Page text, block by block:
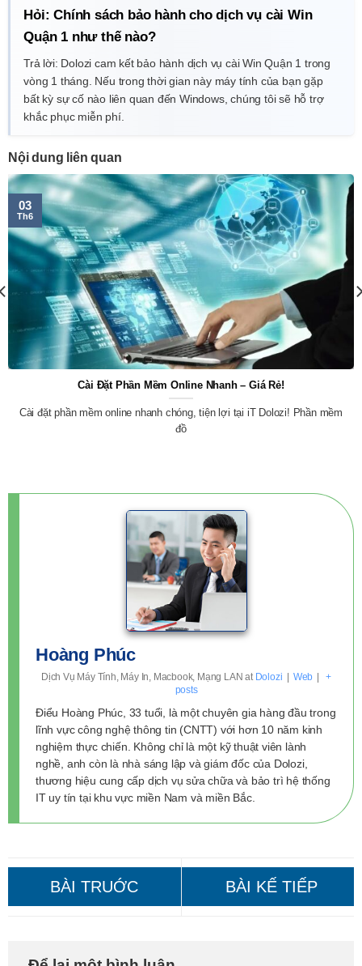
Hỏi: Chính sách bảo hành cho dịch vụ cài Win
Quận 1 như thế nào?
Trả lời: Dolozi cam kết bảo hành dịch vụ cài Win Quận 1 trong
vòng 1 tháng. Nếu trong thời gian này máy tính của bạn gặp
bất kỳ sự cố nào liên quan đến Windows, chúng tôi sẽ hỗ trợ
khắc phục miễn phí.
Nội dung liên quan
Cài Đặt Phần Mềm Online Nhanh – Giá Rẻ!
Cài đặt phần mềm online nhanh chóng, tiện lợi tại iT Dolozi! Phần mềm
đồ
03
Th6
Hoàng Phúc
Dịch Vụ Máy Tính, Máy In, Macbook, Mạng LAN at Dolozi | Web |
+
posts
Điểu Hoàng Phúc, 33 tuổi, là một chuyên gia hàng đầu trong
lĩnh vực công nghệ thông tin (CNTT) với hơn 10 năm kinh
nghiệm thực chiến. Không chỉ là một kỹ thuật viên lành
nghề, anh còn là nhà sáng lập và giám đốc của Dolozi,
thương hiệu cung cấp dịch vụ sửa chữa và bảo trì hệ thống
IT uy tín tại khu vực miền Nam và miền Bắc.